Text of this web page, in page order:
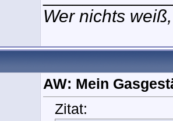
Wer nichts
AW: Mein
Zitat: